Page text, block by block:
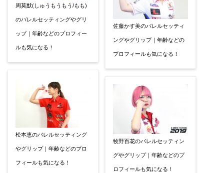
周莫默(しゅうもうもう/もも)
のバレルセッティングやグリ
ップ｜年齢などのプロフィー
ルも気になる！
松本恵のバレルセッティング
やグリップ｜年齢などのプロ
フィールも気になる！
佐藤かす美のバレルセッティ
ングやグリップ｜年齢などの
プロフィールも気になる！
牧野百花のバレルセッティン
グやグリップ｜年齢などのプ
ロフィールも気になる！